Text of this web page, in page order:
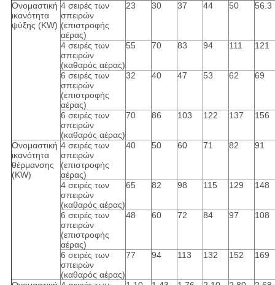
Ονομαστική
ικανότητα
ψύξης (KW)
4 σειρές των
σπειρών
(επιστροφής
αέρας)
23 30 37 44 50 56.3
4 σειρές των
σπειρών
(καθαρός αέρας)
55 70 83 94 111 121
6 σειρές των
σπειρών
(επιστροφής
αέρας)
32 40 47 53 62 69
6 σειρές των
σπειρών
(καθαρός αέρας)
70 86 103 122 137 156
Ονομαστική
ικανότητα
θέρμανσης
(KW)
4 σειρές των
σπειρών
(επιστροφής
αέρας)
40 50 60 71 82 91
4 σειρές των
σπειρών
(καθαρός αέρας)
65 82 98 115 129 148
6 σειρές των
σπειρών
(επιστροφής
αέρας)
48 60 72 84 97 108
6 σειρές των
σπειρών
(καθαρός αέρας)
77 94 113 132 152 169